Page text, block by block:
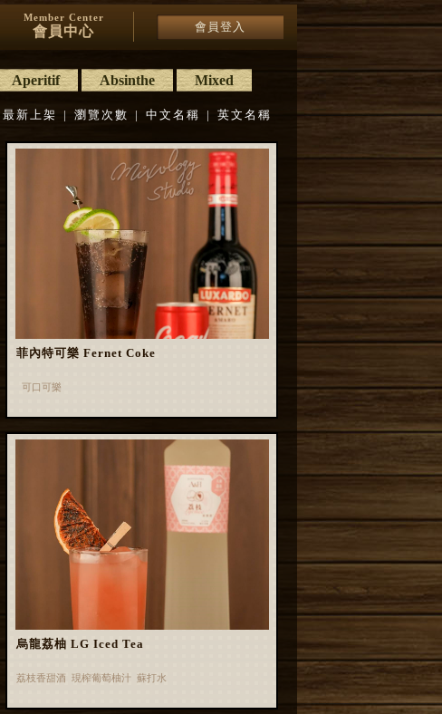
Member Center
會員中心 會員登入
Aperitif Absinthe Mixed
最新上架 | 瀏覽次數 | 中文名稱 | 英文名稱
菲內特可樂 Fernet Coke
可口可樂
烏龍荔柚 LG Iced Tea
荔枝香甜酒 現榨葡萄柚汁 蘇打水